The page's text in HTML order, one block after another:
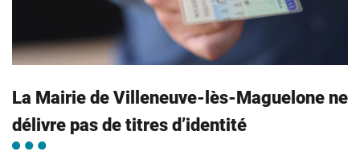
La Mairie de Villeneuve-lès-Maguelone ne
délivre pas de titres d’identité